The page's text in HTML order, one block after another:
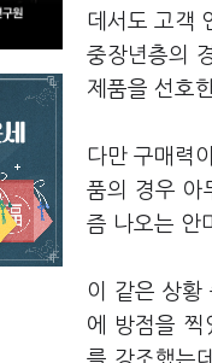
데서도 고객
중장년층의
제품을 선호
다만 구매력
품의 경우 아
즘 나오는 안
이 같은 상황
에 방점을 찍